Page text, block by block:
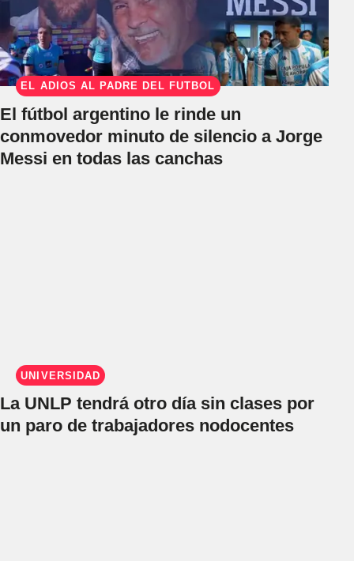
EL ADIÓS AL PADRE DEL FÚTBOL
El fútbol argentino le rinde un
conmovedor minuto de silencio a Jorge
Messi en todas las canchas
UNIVERSIDAD
La UNLP tendrá otro día sin clases por
un paro de trabajadores nodocentes